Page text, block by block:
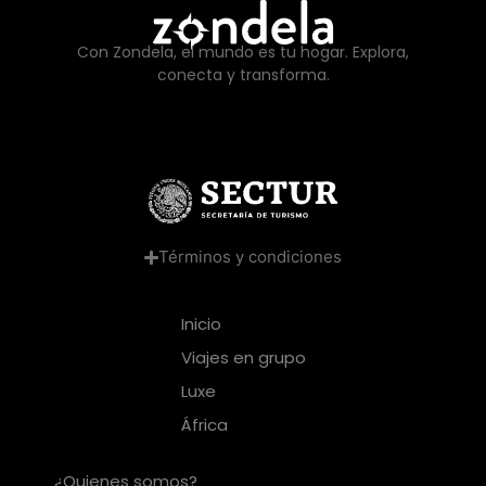
Con Zondela, el mundo es tu hogar. Explora,
conecta y transforma.
Términos y condiciones
Inicio
Viajes en grupo
Luxe
África